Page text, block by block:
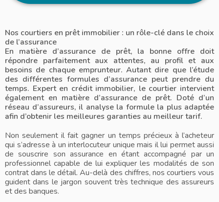
Nos courtiers en prêt immobilier : un rôle-clé dans le choix
de l’assurance
En matière d’assurance de prêt, la bonne offre doit
répondre parfaitement aux attentes, au profil et aux
besoins de chaque emprunteur. Autant dire que l’étude
des différentes formules d’assurance peut prendre du
temps. Expert en crédit immobilier, le courtier intervient
également en matière d’assurance de prêt. Doté d’un
réseau d’assureurs, il analyse la formule la plus adaptée
afin d’obtenir les meilleures garanties au meilleur tarif.
Non seulement il fait gagner un temps précieux à l’acheteur
qui s’adresse à un interlocuteur unique mais il lui permet aussi
de souscrire son assurance en étant accompagné par un
professionnel capable de lui expliquer les modalités de son
contrat dans le détail. Au-delà des chiffres, nos courtiers vous
guident dans le jargon souvent très technique des assureurs
et des banques.